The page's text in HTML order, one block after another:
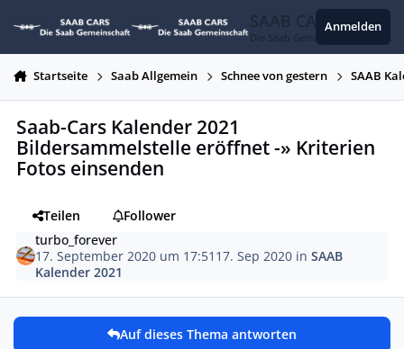
SAAB CARS
Die Saab Gemeinschaft
Anmelden
Startseite Saab Allgemein Schnee von gestern SAAB
Saab-Cars Kalender 2021
Bildersammelstelle eröffnet -» Kriterien
Fotos einsenden
Teilen
Follower
turbo_forever
17. September 2020 um 17:51 17. Sep 2020 inSAAB
Kalender 2021
Auf dieses Thema antworten